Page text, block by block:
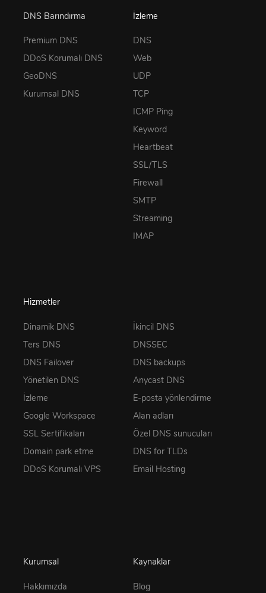
DNS Barındırma
Premium DNS
DDoS Korumalı DNS
GeoDNS
Kurumsal DNS
İzleme
DNS
Web
UDP
TCP
ICMP Ping
Keyword
Heartbeat
SSL/TLS
Firewall
SMTP
Streaming
IMAP
Hizmetler
Dinamik DNS
Ters DNS
DNS Failover
Yönetilen DNS
İzleme
Google Workspace
SSL Sertifikaları
Domain park etme
DDoS Korumalı VPS
İkincil DNS
DNSSEC
DNS backups
Anycast DNS
E-posta yönlendirme
Alan adları
Özel DNS sunucuları
DNS for TLDs
Email Hosting
Kurumsal
Hakkımızda
Kaynaklar
Blog